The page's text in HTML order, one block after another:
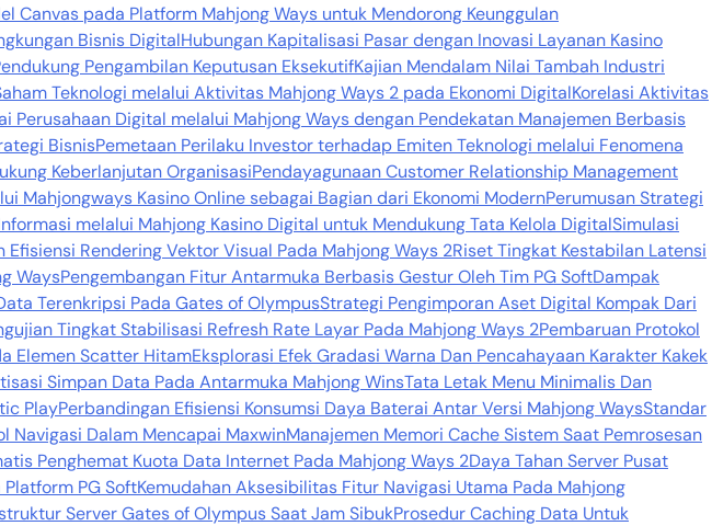
Canvas pada Platform Mahjong Ways untuk Mendorong Keunggulan
Bisnis DigitalHubungan Kapitalisasi Pasar dengan Inovasi Layanan Kasino
Pengambilan Keputusan EksekutifKajian Mendalam Nilai Tambah Industri
Teknologi melalui Aktivitas Mahjong Ways 2 pada Ekonomi DigitalKorelasi Aktivitas
Perusahaan Digital melalui Mahjong Ways dengan Pendekatan Manajemen Berbasis
BisnisPemetaan Perilaku Investor terhadap Emiten Teknologi melalui Fenomena
Keberlanjutan OrganisasiPendayagunaan Customer Relationship Management
Mahjongways Kasino Online sebagai Bagian dari Ekonomi ModernPerumusan Strategi
melalui Mahjong Kasino Digital untuk Mendukung Tata Kelola DigitalSimulasi
Efisiensi Rendering Vektor Visual Pada Mahjong Ways 2Riset Tingkat Kestabilan Latensi
WaysPengembangan Fitur Antarmuka Berbasis Gestur Oleh Tim PG SoftDampak
Terenkripsi Pada Gates of OlympusStrategi Pengimporan Aset Digital Kompak Dari
Tingkat Stabilisasi Refresh Rate Layar Pada Mahjong Ways 2Pembaruan Protokol
Elemen Scatter HitamEksplorasi Efek Gradasi Warna Dan Pencahayaan Karakter Kakek
Simpan Data Pada Antarmuka Mahjong WinsTata Letak Menu Minimalis Dan
PlayPerbandingan Efisiensi Konsumsi Daya Baterai Antar Versi Mahjong WaysStandar
Navigasi Dalam Mencapai MaxwinManajemen Memori Cache Sistem Saat Pemrosesan
Penghemat Kuota Data Internet Pada Mahjong Ways 2Daya Tahan Server Pusat
PG SoftKemudahan Aksesibilitas Fitur Navigasi Utama Pada Mahjong
Server Gates of Olympus Saat Jam SibukProsedur Caching Data Untuk